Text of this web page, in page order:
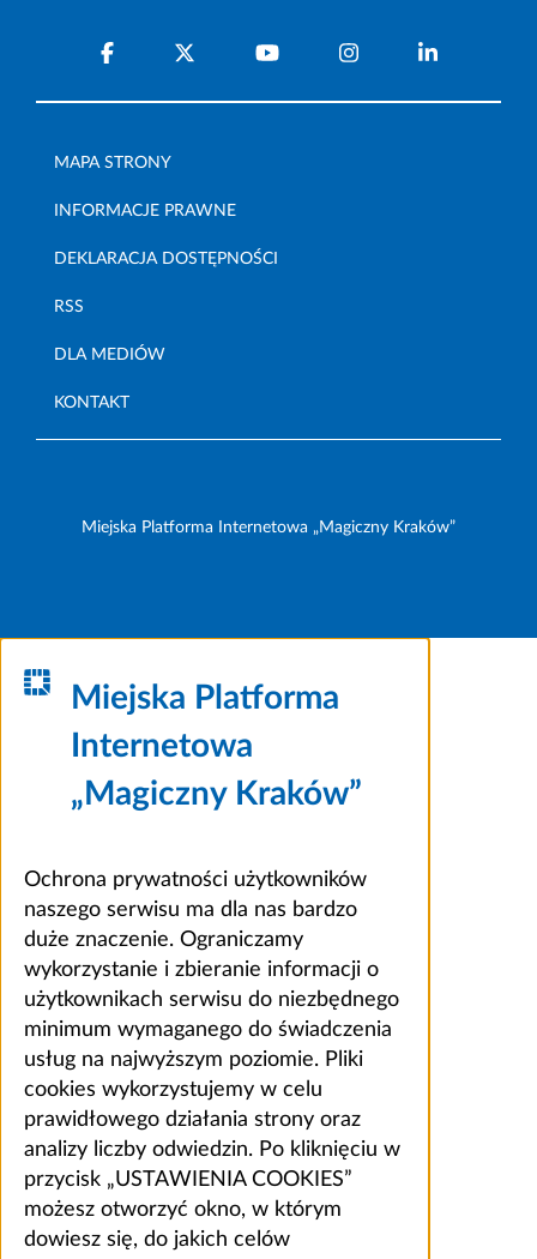
MAPA STRONY
INFORMACJE PRAWNE
DEKLARACJA DOSTĘPNOŚCI
RSS
DLA MEDIÓW
KONTAKT
Miejska Platforma Internetowa „Magiczny Kraków”
Miejska Platforma
Internetowa
„Magiczny Kraków”
Ochrona prywatności użytkowników
naszego serwisu ma dla nas bardzo
duże znaczenie. Ograniczamy
wykorzystanie i zbieranie informacji o
użytkownikach serwisu do niezbędnego
minimum wymaganego do świadczenia
usług na najwyższym poziomie. Pliki
cookies wykorzystujemy w celu
prawidłowego działania strony oraz
analizy liczby odwiedzin. Po kliknięciu w
przycisk „USTAWIENIA COOKIES”
możesz otworzyć okno, w którym
dowiesz się, do jakich celów